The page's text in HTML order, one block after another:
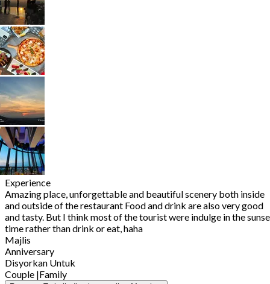
Experience
Amazing place, unforgettable and beautiful scenery both inside
and outside of the restaurant Food and drink are also very good
and tasty. But I think most of the tourist were indulge in the
time rather than drink or eat, haha
Majlis
Anniversary
Disyorkan Untuk
Couple |Family